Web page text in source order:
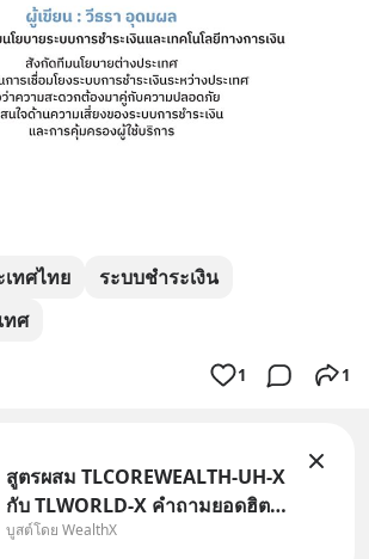
ทศไทย
ระบบชำระเงิน
ทศ
1 1
สูตรผสม TLCOREWEALTH-UH-X
กับ TLWORLD-X คำถามยอดฮิตที่
คนใช้ WealthX ถามเข้ามา
บูสต์โดย WealthX